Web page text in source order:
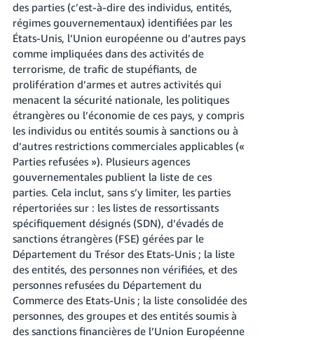
des parties (c’est-à-dire des individus, entités,
régimes gouvernementaux) identifiées par les
États-Unis, l’Union européenne ou d’autres pays
comme impliquées dans des activités de
terrorisme, de trafic de stupéfiants, de
prolifération d’armes et autres activités qui
menacent la sécurité nationale, les politiques
étrangères ou l’économie de ces pays, y compris
les individus ou entités soumis à sanctions ou à
d’autres restrictions commerciales applicables («
Parties refusées »). Plusieurs agences
gouvernementales publient la liste de ces
parties. Cela inclut, sans s’y limiter, les parties
répertoriées sur : les listes de ressortissants
spécifiquement désignés (SDN), d’évadés de
sanctions étrangères (FSE) gérées par le
Département du Trésor des Etats-Unis ; la liste
des entités, des personnes non vérifiées, et des
personnes refusées du Département du
Commerce des Etats-Unis ; la liste consolidée des
personnes, des groupes et des entités soumis à
des sanctions financières de l’Union Européenne